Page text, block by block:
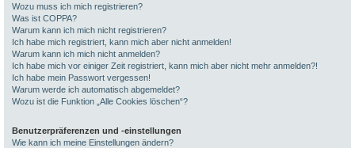
Wozu muss ich mich registrieren?
Was ist COPPA?
Warum kann ich mich nicht registrieren?
Ich habe mich registriert, kann mich aber nicht anmelden!
Warum kann ich mich nicht anmelden?
Ich habe mich vor einiger Zeit registriert, kann mich aber nicht mehr anmelden?!
Ich habe mein Passwort vergessen!
Warum werde ich automatisch abgemeldet?
Wozu ist die Funktion „Alle Cookies löschen“?
Benutzerpräferenzen und -einstellungen
Wie kann ich meine Einstellungen ändern?